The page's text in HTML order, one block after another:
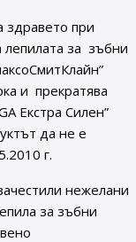
здравето при
лепилата за зъбни
и прекратява
Екстра Силен”
да не е
г.
нежелани
за зъбни